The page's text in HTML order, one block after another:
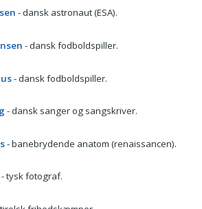
- dansk astronaut (ESA).
- dansk fodboldspiller.
- dansk fodboldspiller.
- dansk sanger og sangskriver.
- banebrydende anatom (renaissancen).
tysk fotograf.